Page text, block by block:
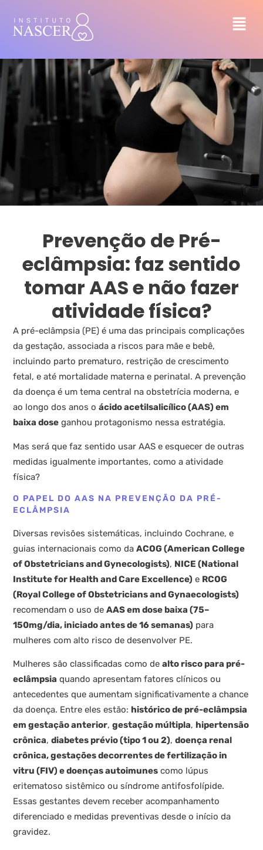
Prevenção de Pré-
eclâmpsia: faz sentido
tomar AAS e não fazer
atividade física?
A pré-eclâmpsia (PE) é uma das principais complicações
da gestação, associada a riscos para mãe e bebê,
incluindo parto prematuro, restrição de crescimento
fetal, e até mortalidade materna e perinatal. A prevenção
da doença é um tema central na obstetrícia moderna, e
ao longo dos anos oácido acetilsalicílico (AAS) em
baixa dose ganhou protagonismo nessa estratégia.
Mas será que faz sentido usar AAS e esquecer de outras
medidas igualmente importantes, como a atividade
física?
O PAPEL DO AAS NA PREVENÇÃO DA PRÉ-
ECLÂMPSIA
Diversas revisões sistemáticas, incluindo Cochrane, e
guias internacionais como daACOG (American College
of Obstetricians and Gynecologists), NICE (National
Institute for Health and Care Excellence) e RCOG
(Royal College of Obstetricians and Gynaecologists)
recomendam o uso deAAS em dose baixa (75–
150mg/dia, iniciado antes de 16 semanas) para
mulheres com alto risco de desenvolver PE.
Mulheres são classificadas como dealto risco para pré-
eclâmpsia quando apresentam fatores clínicos ou
antecedentes que aumentam significativamente a chance
da doença. Entre eles estão: histórico de pré-eclâmpsia
em gestação anterior,gestação múltipla, hipertensão
crônica,diabetes prévio (tipo 1 ou 2),doença renal
crônica, gestações decorrentes de fertilização in
vitru (FIV) e doenças autoimunes como lúpus
eritematoso sistêmico ou síndrome antifosfolípide.
Essas gestantes devem receber acompanhamento
diferenciado e medidas preventivas desde o início da
gravidez.